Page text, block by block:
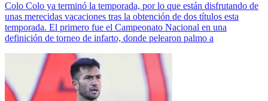
Colo Colo ya terminó la temporada, por lo que están disfrutando de
unas merecidas vacaciones tras la obtención de dos títulos esta
temporada. El primero fue el Campeonato Nacional en una
definición de torneo de infarto, donde pelearon palmo a